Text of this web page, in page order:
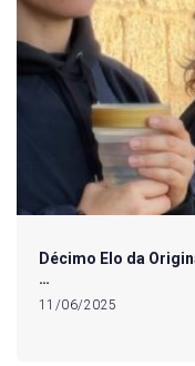
Décimo Elo da
…
11/06/2025